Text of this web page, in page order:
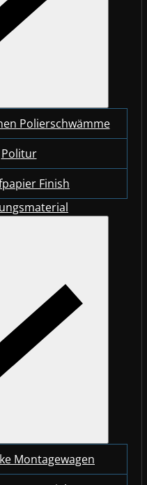
Polierschwämme
Politur
Finish
Montagewagen